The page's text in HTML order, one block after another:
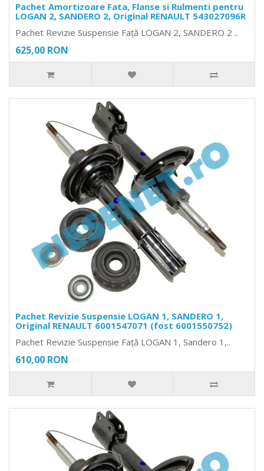
Pachet Amortizoare Fata, Flanse si Rulmenti pentru
LOGAN 2, SANDERO 2, Original RENAULT 543027096R
Pachet Revizie Suspensie Față LOGAN 2, SANDERO 2 ..
625,00 RON
Pachet Revizie Suspensie LOGAN 1, SANDERO 1,
Original RENAULT 6001547071 (fost 6001550752)
Pachet Revizie Suspensie Față LOGAN 1, Sandero 1,..
610,00 RON